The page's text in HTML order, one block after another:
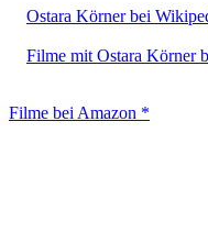
Ostara Körner bei
Filme mit Ostara Körner
Filme bei Amazon *